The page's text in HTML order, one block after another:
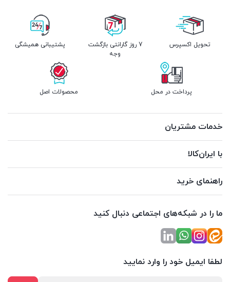
تحویل اکسپرس
7 روز گارانتی بازگشت
وجه
پشتیبانی همیشگی
پرداخت در محل محصولات اصل
خدمات مشتریان
با ایران‌کالا
راهنمای خرید
ما را در شبکه‌های اجتماعی دنبال کنید
لطفا ایمیل خود را وارد نمایید